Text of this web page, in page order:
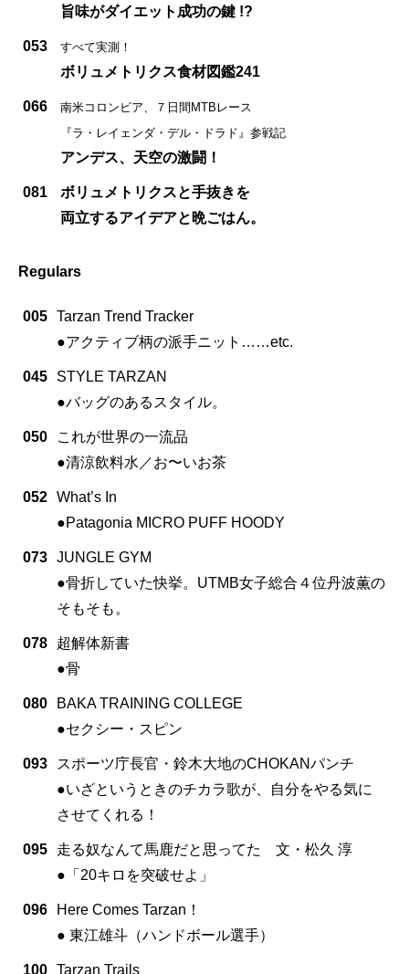
旨味がダイエット成功の鍵 !?
053 すべて実測！
ボリュメトリクス食材図鑑241
066
南米コロンビア、７日間MTBレース
『ラ・レイェンダ・デル・ドラド』参戦記
アンデス、天空の激闘！
081
ボリュメトリクスと手抜きを
両立するアイデアと晩ごはん。
Regulars
005 Tarzan Trend Tracker
●アクティブ柄の派手ニット……etc.
045
STYLE TARZAN
●バッグのあるスタイル。
050
これが世界の一流品
●清涼飲料水／お〜いお茶
052 What’s In
●Patagonia MICRO PUFF HOODY
073 JUNGLE GYM
●骨折していた快挙。UTMB女子総合４位丹波薫の
そもそも。
078
超解体新書
●骨
080
BAKA TRAINING COLLEGE
●セクシー・スピン
093
スポーツ庁長官・鈴木大地のCHOKANパンチ
●いざというときのチカラ歌が、自分をやる気に
させてくれる！
095
走る奴なんて馬鹿だと思ってた 文・松久 淳
●「20キロを突破せよ」
096
Here Comes Tarzan！
● 東江雄斗（ハンドボール選手）
100 Tarzan Trails